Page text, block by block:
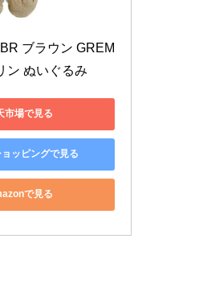
ブラウン GREM
ン ぬいぐるみ
市場で見る
ッピングで見る
で見る